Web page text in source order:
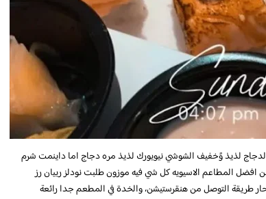
لذيذ وًخفيف الشوشي نيويورك لذيذ مره دجاج اما داينمت شرم
المطاعم الاسيويه كل شي فيه موزون طلبت نودلز ربيان رز
طريقة التوصل من هنقرستيشن، والخدة في المطعم جدا رائعة